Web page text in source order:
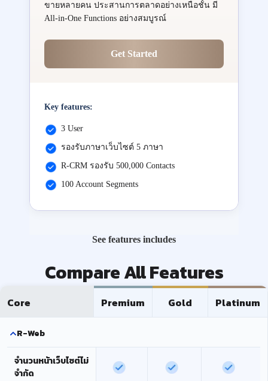
ขายหลายคน ประสานการตลาดอย่างเหนือชั้น มี
All-in-One Functions อย่างสมบูรณ์
Get Started
Key features:
3 User
รองรับภาษาเว็บไซต์ 5 ภาษา
R-CRM รองรับ 500,000 Contacts
100 Account Segments
See features includes
Compare All Features
Core Premium Gold Platinum
R-Web
จำนวนหน้าเว็บไซต์ไม่
จำกัด